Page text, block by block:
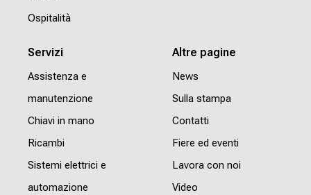
Ospitalità
Servizi
Assistenza e
manutenzione
Chiavi in mano
Ricambi
Sistemi elettrici e
automazione
Altre pagine
News
Sulla stampa
Contatti
Fiere ed eventi
Lavora con noi
Video